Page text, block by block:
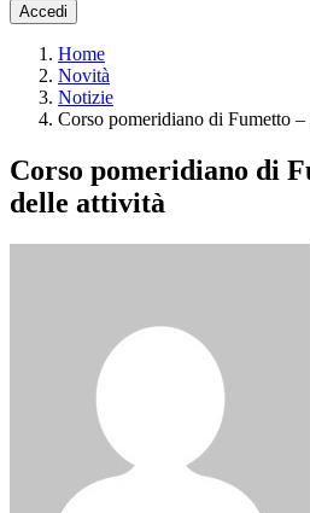
Accedi
Home
Novità
Notizie
Corso pomeridiano di Fumetto
Corso pomeridiano di
delle attività